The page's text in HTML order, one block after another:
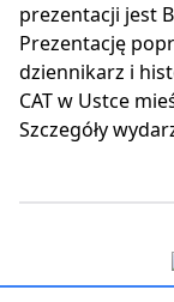
prezentacji jest
Prezentację
dziennikarz i
CAT w Ustce
Szczegóły